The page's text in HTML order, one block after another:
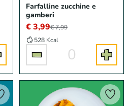
Farfalline zucchine e
gamberi
€ 3,99€ 7,99
528 Kcal
0